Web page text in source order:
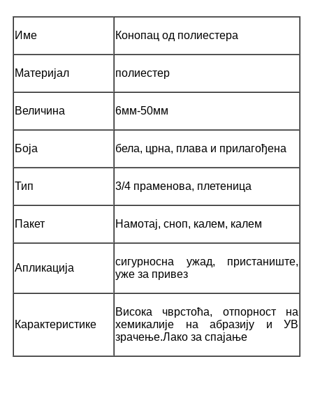
Име Конопац од полиестера
Материјал полиестер
Величина 6мм-50мм
Боја бела, црна, плава и прилагођена
Тип 3/4 праменова, плетеница
Пакет Намотај, сноп, калем, калем
Апликација
сигурносна ужад, пристаниште,
уже за привез
Карактеристике
Висока чврстоћа, отпорност на
хемикалије на абразију и УВ
зрачење.Лако за спајање